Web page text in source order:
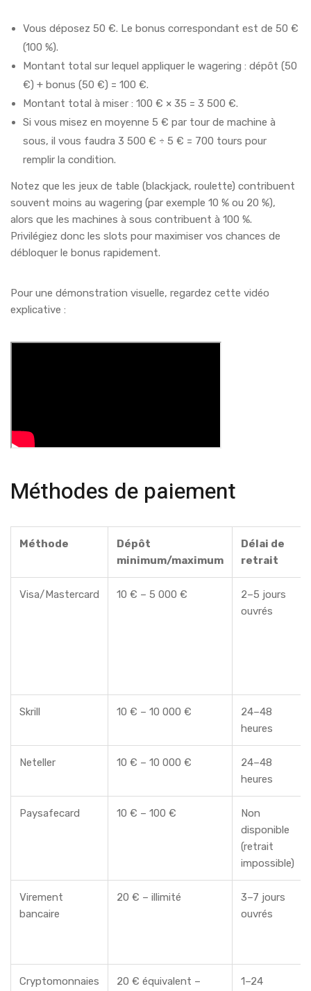
Vous déposez 50 €. Le bonus correspondant est de 50 €
(100 %).
Montant total sur lequel appliquer le wagering : dépôt (50
€) + bonus (50 €) = 100 €.
Montant total à miser : 100 € × 35 = 3 500 €.
Si vous misez en moyenne 5 € par tour de machine à
sous, il vous faudra 3 500 € ÷ 5 € = 700 tours pour
remplir la condition.
Notez que les jeux de table (blackjack, roulette) contribuent
souvent moins au wagering (par exemple 10 % ou 20 %),
alors que les machines à sous contribuent à 100 %.
Privilégiez donc les slots pour maximiser vos chances de
débloquer le bonus rapidement.
Pour une démonstration visuelle, regardez cette vidéo
explicative :
Méthodes de paiement
Méthode
Dépôt
minimum/maximum
Délai de
retrait
Visa/Mastercard 10 € – 5 000 €
2–5 jours
ouvrés
Skrill 10 € – 10 000 €
24–48
heures
Neteller 10 € – 10 000 €
24–48
heures
Paysafecard 10 € – 100 €
Non
disponible
(retrait
impossible)
Virement
bancaire
20 € – illimité
3–7 jours
ouvrés
Cryptomonnaies
20 € équivalent –
1–24